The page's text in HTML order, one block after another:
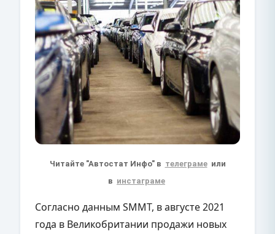
Читайте "Автостат Инфо" в телеграме или
в инстаграме
Согласно данным SMMT, в августе 2021
года в Великобритании продажи новых